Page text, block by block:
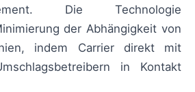
Die Technologie
der Abhängigkeit von
indem Carrier direkt mit
in Kontakt